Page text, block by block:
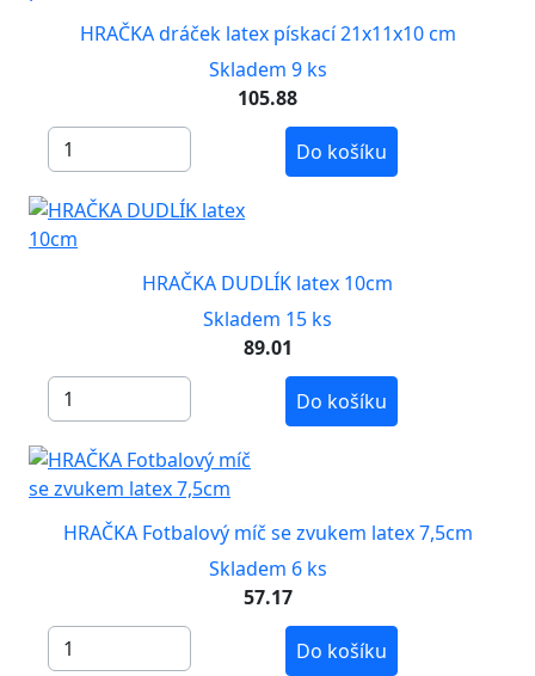
HRAČKA dráček latex pískací 21x11x10 cm
Skladem 9 ks
105.88
Do košíku
HRAČKA DUDLÍK latex 10cm
Skladem 15 ks
89.01
Do košíku
HRAČKA Fotbalový míč se zvukem latex 7,5cm
Skladem 6 ks
57.17
Do košíku